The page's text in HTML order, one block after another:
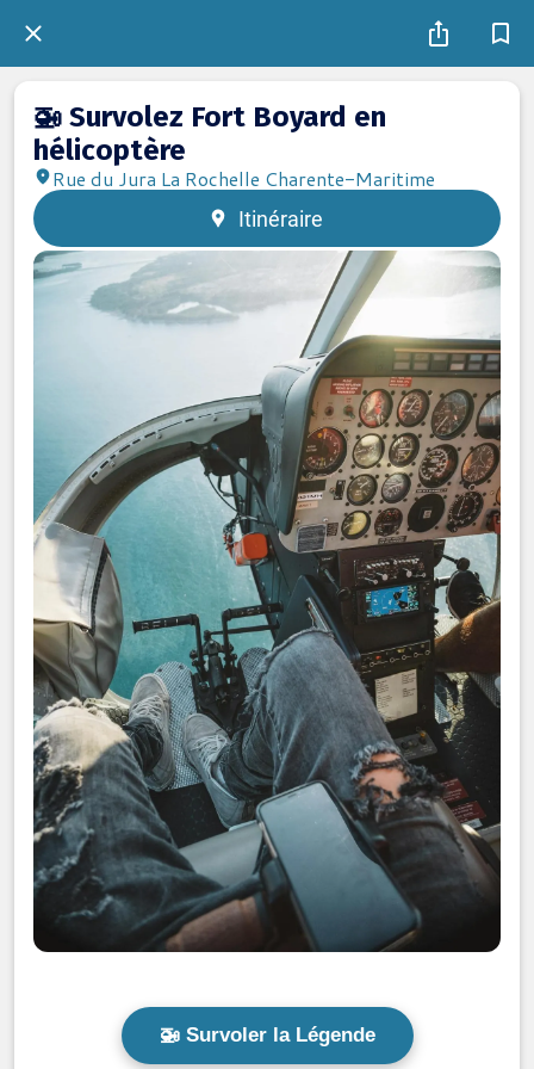
🚁 Survolez Fort Boyard en
hélicoptère
Rue du Jura La Rochelle Charente-Maritime
Itinéraire
🚁 Survoler la Légende